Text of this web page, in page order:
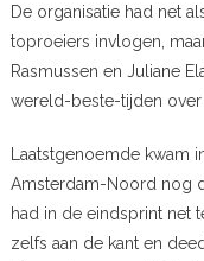
De organisatie had net
toproeiers invlogen,
Rasmussen en Juliane
wereld-beste-tijden
Laatstgenoemde kwam
Amsterdam-Noord nog
had in de eindsprint net
zelfs aan de kant en